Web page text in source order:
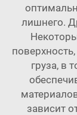
лишнего.
груза, в
зависит